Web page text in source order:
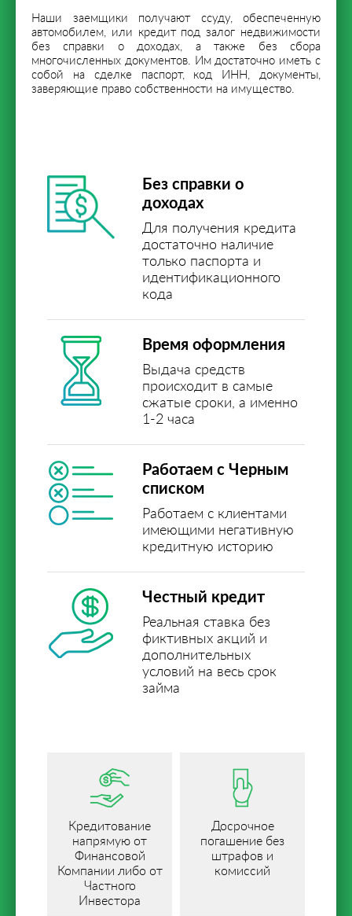
Наши заемщики получают ссуду, обеспеченную
автомобилем, или кредит под залог недвижимости
без справки о доходах, а также без сбора
многочисленных документов. Им достаточно иметь с
собой на сделке паспорт, код ИНН, документы,
заверяющие право собственности на имущество.
Без справки о
доходах
Для получения кредита
достаточно наличие
только паспорта и
идентификационного
кода
Время оформления
Выдача средств
происходит в самые
сжатые сроки, а именно
1-2 часа
Работаем с Черным
списком
Работаем с клиентами
имеющими негативную
кредитную историю
Честный кредит
Реальная ставка без
фиктивных акций и
дополнительных
условий на весь срок
займа
Кредитование
напрямую от
Финансовой
Компании либо от
Частного
Инвестора
Досрочное
погашение без
штрафов и
комиссий